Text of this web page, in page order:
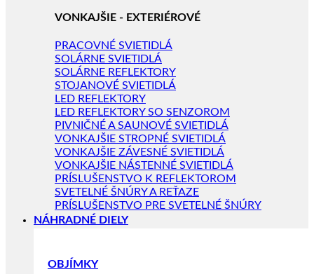
VONKAJŠIE - EXTERIÉROVÉ
PRACOVNÉ SVIETIDLÁ
SOLÁRNE SVIETIDLÁ
SOLÁRNE REFLEKTORY
STOJANOVÉ SVIETIDLÁ
LED REFLEKTORY
LED REFLEKTORY SO SENZOROM
PIVNIČNÉ A SAUNOVÉ SVIETIDLÁ
VONKAJŠIE STROPNÉ SVIETIDLÁ
VONKAJŠIE ZÁVESNÉ SVIETIDLÁ
VONKAJŠIE NÁSTENNÉ SVIETIDLÁ
PRÍSLUŠENSTVO K REFLEKTOROM
SVETELNÉ ŠNÚRY A REŤAZE
PRÍSLUŠENSTVO PRE SVETELNÉ ŠNÚRY
NÁHRADNÉ DIELY
OBJÍMKY